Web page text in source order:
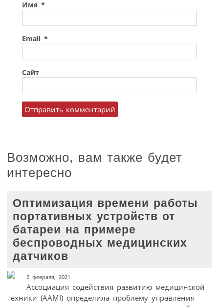
Имя *
Email *
Сайт
Возможно, вам также будет
интересно
Оптимизация времени работы
портативных устройств от
батареи на примере
беспроводных медицинских
датчиков
2 февраля, 2021
Ассоциация содействия развитию медицинской
техники (AAMI) определила проблему управления